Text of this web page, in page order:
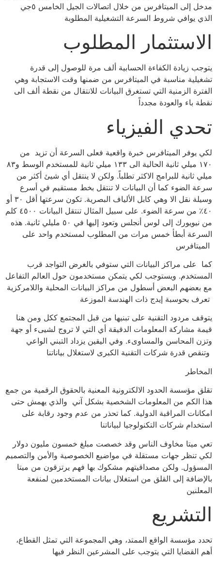
مدخل إلى الميتافرس من خلال اتصالات الجيل الخامس ٥جي
الذي يوافي شروط السرعة التشغيلية المطلوبة
الاستثمار المطلوب
يتوجب زيادة الكفاءة الحسابية ألف مرة للوصول إلى قدرة
تشغيلية مناسبة في الميتافرس من ضمنها وقت الاستجابة وهي
الفترة الزمنية التي تستغرق البيانات للانتقال من نقطة ألف الى
نقطة باء والعودة مجدداً
تحدي الفيزياء
لكي يوفر الميتافرس خبرة واقعية فعلى السرعة أن تزيد من
١٧٠ ميلي ثانية الحالية الى ١٣٣ ميلي ثانية للمستخدم الوسط و٨٣
ميلي ثانية للبرامج الاكثر تطلباً. ولكن لا ينتقل أي شيئ أكثر من
سرعة الضوء كما أن البيانات لا تنتقل بخط مستقيم في أسرع
وسيلة نقل الا وهي كابل الألياف البصرية. تكون سرعتها أقل ٣٠ أو
٤٠٪ من سرعة الضوء. على سبيل المثال تنتقل البيانات ٤٥٠٠ كلم
من نيويورك إلى لوس أنجلس وتعود إليها في ٥٠ مليلي ثانية. هذه
السرعة أبطأ خمس مرات من المطلوب لمستخدم واحد على
كما على مراكز البيانات التي ستوفي بالغرض التواجد قرب
المستخدم. ويستوجب لكي يتمكن مستخدمون حول العالم التفاعل
مع بعضهم البعض أسطول من مراكز البيانات المحلية واللامركزية
يتوقف مردود التقنية على تبنيها من قبل المجتمع ككل ومن هنا
قيمة مشاركة المعلومات الدقيقة أي التي لا تروج لشيىء أو جهة
وتزن المحاسن والمساوىء. وفي اليقين يزداد التبني الواعي
المخاطر
تقلق مؤسسة الحدود الالكترونية المعنية بالحقوق الرقمية من جمع
هذا الكم من المعلومات الشخصية بشكل آني والذي يهمش حتى
امكانات المراقبة الدولية. كما تحذر من عدم وجود رقابة على
استخدام شركات التكنولوجيا لبياناتنا
تعي ميتا مخاوف الناس وقد خصصت مبلغ خمسون مليون دولار
لكي تنظر جهات مستقلة في مواضيع الخصوصية والأمن والتصميم
المسؤول. ولكن مصداقيتهم مشكوك بها فهم يرتزقون من ميتا
بالإضافة إلى القلق من استغلال بيانات المستخدمين لمنفعة
المعلنين
التشريع
تحدد مؤسسة الواقع الممتد، وهي المجموعة التي تمثل القطاع،
أهم القضايا التي يتوجب على المشرعين النظر فيها